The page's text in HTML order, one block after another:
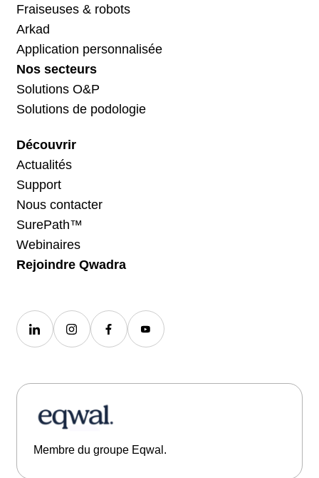
Fraiseuses & robots
Arkad
Application personnalisée
Nos secteurs
Solutions O&P
Solutions de podologie
Découvrir
Actualités
Support
Nous contacter
SurePath™
Webinaires
Rejoindre Qwadra
Membre du groupe Eqwal.